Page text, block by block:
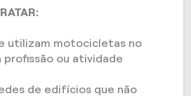
utilizam motocicletas no
profissão ou atividade
de edifícios que não